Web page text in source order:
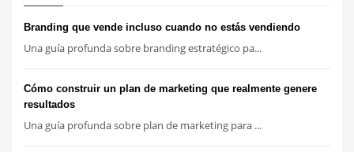
Branding que vende incluso cuando no estás vendiendo
Una guía profunda sobre branding estratégico pa...
Cómo construir un plan de marketing que realmente genere
resultados
Una guía profunda sobre plan de marketing para ...